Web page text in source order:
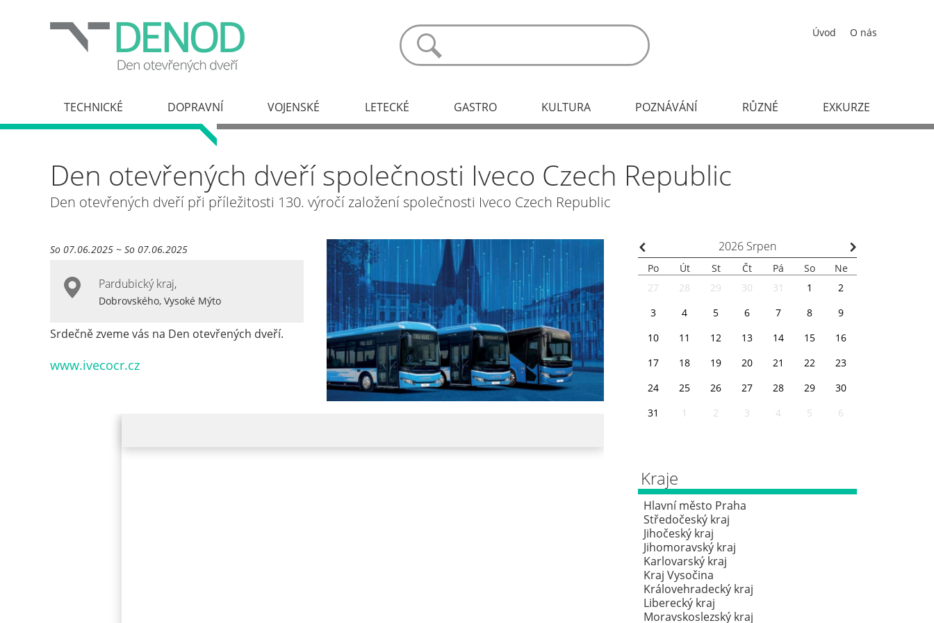
Den otevřených dveří společnosti Iveco Czech Republic
Den otevřených dveří při příležitosti 130. výročí založení společnosti Iveco Czech Republic
Úvod O nás
TECHNICKÉ DOPRAVNÍ VOJENSKÉ LETECKÉ GASTRO KULTURA POZNÁVÁNÍ RŮZNÉ EXKURZE
So 07.06.2025 ~ So 07.06.2025
Pardubický kraj,
Dobrovského, Vysoké Mýto
Srdečně zveme vás na Den otevřených dveří.
www.ivecocr.cz
⌃ 2026 Srpen ⌃
Po Út St Čt Pá So
Ne
27
28 29 30 31 1
2
3
4 5 6 7 8
9
10
11 12 13 14 15
16
17
18 19 20 21 22
23
24
25 26 27 28 29
30
31
1 2 3 4 5 6
Kraje
Hlavní město Praha
Středočeský kraj
Jihočeský kraj
Jihomoravský kraj
Karlovarský kraj
Kraj Vysočina
Královehradecký kraj
Liberecký kraj
Moravskoslezský kraj